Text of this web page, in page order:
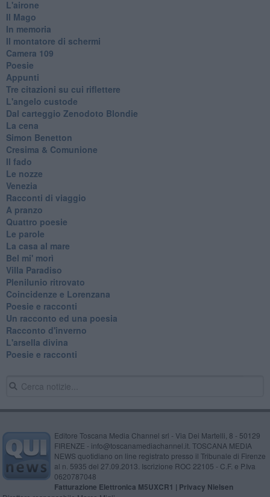
L'airone
Il Mago
In memoria
Il montatore di schermi
Camera 109
Poesie
Appunti
Tre citazioni su cui riflettere
L'angelo custode
Dal carteggio Zenodoto Blondie
La cena
Simon Benetton
Cresima & Comunione
Il fado
Le nozze
Venezia
Racconti di viaggio
A pranzo
Quattro poesie
Le parole
La casa al mare
Bel mi' morì
Villa Paradiso
Plenilunio ritrovato
Coincidenze e Lorenzana
Poesie e racconti
Un racconto ed una poesia
Racconto d'inverno
​L'arsella divina
Poesie e racconti
Editore Toscana Media Channel srl - Via Dei Martelli, 8 - 50129
FIRENZE - info@toscanamediachannel.it. TOSCANA MEDIA
NEWS quotidiano on line registrato presso il Tribunale di Firenze
al n. 5935 del 27.09.2013. Iscrizione ROC 22105 - C.F. e P.Iva
0620787048
Fatturazione Elettronica M5UXCR1 | Privacy Nielsen